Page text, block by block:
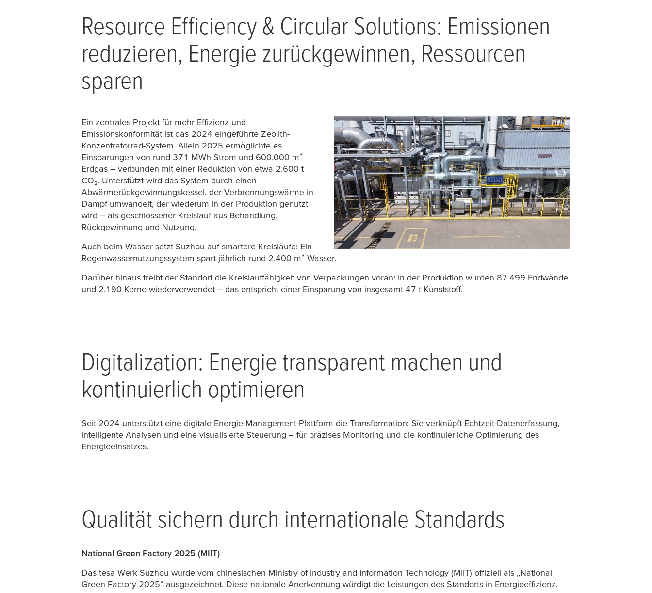
Resource Efficiency & Circular Solutions: Emissionen
reduzieren, Energie zurückgewinnen, Ressourcen
sparen
Ein zentrales Projekt für mehr Effizienz und
Emissionskonformität ist das 2024 eingeführte Zeolith-
Konzentratorrad-System. Allein 2025 ermöglichte es
Einsparungen von rund 371 MWh Strom und 600.000 m³
Erdgas – verbunden mit einer Reduktion von etwa 2.600 t
CO₂. Unterstützt wird das System durch einen
Abwärmerückgewinnungskessel, der Verbrennungswärme in
Dampf umwandelt, der wiederum in der Produktion genutzt
wird – als geschlossener Kreislauf aus Behandlung,
Rückgewinnung und Nutzung.
Auch beim Wasser setzt Suzhou auf smartere Kreisläufe: Ein
Regenwassernutzungssystem spart jährlich rund 2.400 m³ Wasser.
Darüber hinaus treibt der Standort die Kreislauffähigkeit von Verpackungen voran: In der Produktion wurden 87.499 Endwände
und 2.190 Kerne wiederverwendet – das entspricht einer Einsparung von insgesamt 47 t Kunststoff.
Digitalization: Energie transparent machen und
kontinuierlich optimieren
Seit 2024 unterstützt eine digitale Energie-Management-Plattform die Transformation: Sie verknüpft Echtzeit-Datenerfassung,
intelligente Analysen und eine visualisierte Steuerung – für präzises Monitoring und die kontinuierliche Optimierung des
Energieeinsatzes.
Qualität sichern durch internationale Standards
National Green Factory 2025 (MIIT)
Das tesa Werk Suzhou wurde vom chinesischen Ministry of Industry and Information Technology (MIIT) offiziell als „National
Green Factory 2025“ ausgezeichnet. Diese nationale Anerkennung würdigt die Leistungen des Standorts in Energieeffizienz,